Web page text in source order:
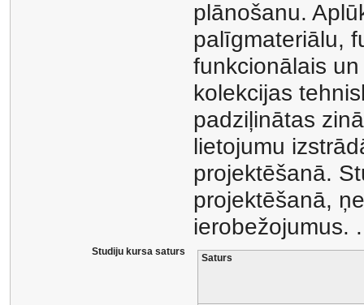
plānošanu.
palīgmateriālu,
funkcionālais
kolekcijas
padziļinātas
lietojumu
projektēšanā.
projektēšanā,
ierobežojumus. .
Studiju kursa saturs
Saturs